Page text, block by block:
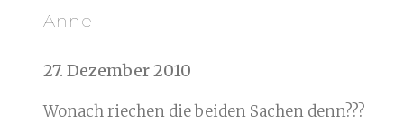
Anne
27. Dezember 2010
Wonach riechen die beiden Sachen denn???